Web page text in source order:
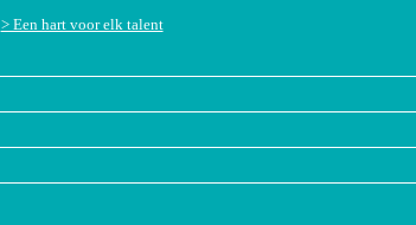
> Een hart voor elk talent